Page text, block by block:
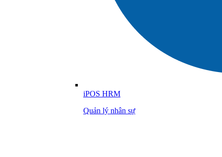
iPOS HRM
Quản lý nhân sự